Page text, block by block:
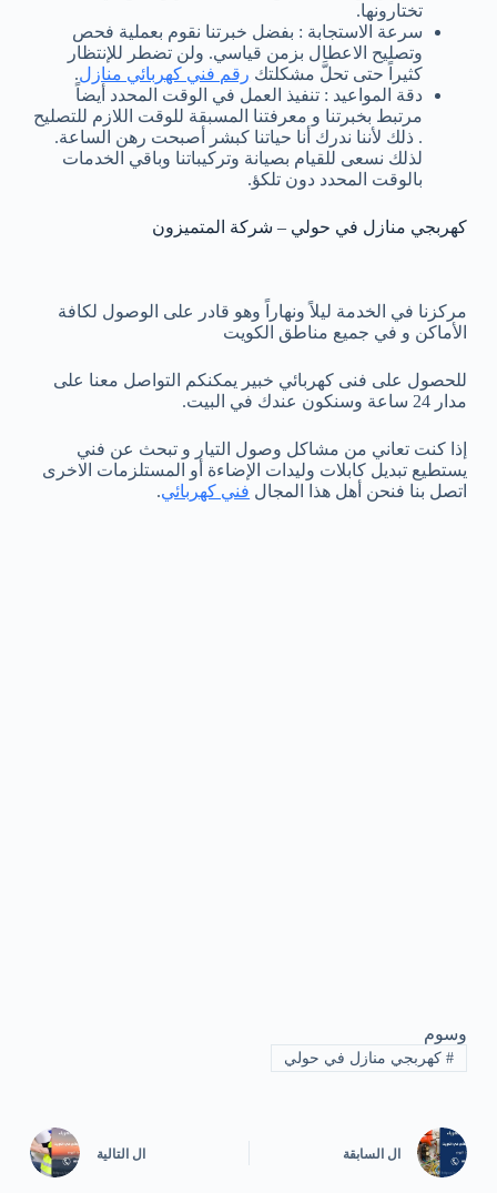
تختارونها.
سرعة الاستجابة : بفضل خبرتنا نقوم بعملية فحص
وتصليح الاعطال بزمن قياسي. ولن تضطر للإنتظار
كثيراً حتى تحلَّ مشكلتك رقم فني كهربائي منازل.
دقة المواعيد : تنفيذ العمل في الوقت المحدد أيضاً
مرتبط بخبرتنا و معرفتنا المسبقة للوقت اللازم للتصليح
. ذلك لأننا ندرك أنا حياتنا كبشر أصبحت رهن الساعة.
لذلك نسعى للقيام بصيانة وتركيباتنا وباقي الخدمات
بالوقت المحدد دون تلكؤ.
كهربجي منازل في حولي – شركة المتميزون
مركزنا في الخدمة ليلاً ونهاراً وهو قادر على الوصول لكافة
الأماكن و في جميع مناطق الكويت
للحصول على فنى كهربائي خبير يمكنكم التواصل معنا على
مدار 24 ساعة وسنكون عندك في البيت.
إذا كنت تعاني من مشاكل وصول التيار و تبحث عن فني
يستطيع تبديل كابلات وليدات الإضاءة أو المستلزمات الاخرى
اتصل بنا فنحن أهل هذا المجال فني كهربائي.
وسوم
#كهربجي منازل في حولي
ال السابقة ال التالية